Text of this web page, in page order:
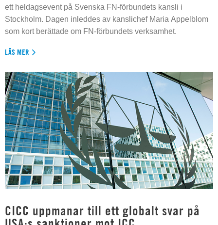
ett heldagsevent på Svenska FN-förbundets kansli i
Stockholm. Dagen inleddes av kanslichef Maria Appelblom
som kort berättade om FN-förbundets verksamhet.
LÄS MER
CICC uppmanar till ett globalt svar på